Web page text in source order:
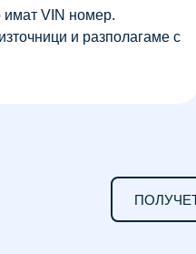
имат VIN номер.
и разполагаме с